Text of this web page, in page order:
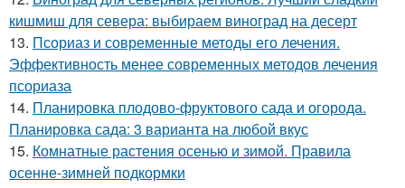
кишмиш для севера: выбираем виноград на десерт
13. Псориаз и современные методы его лечения.
Эффективность менее современных методов лечения
псориаза
14. Планировка плодово-фруктового сада и огорода.
Планировка сада: 3 варианта на любой вкус
15. Комнатные растения осенью и зимой. Правила
осенне-зимней подкормки